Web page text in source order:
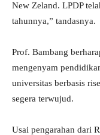
New Zeland. LPDP
tahunnya,” tandasnya.
Prof. Bambang
mengenyam
universitas berbasis
segera terwujud.
Usai pengarahan dari